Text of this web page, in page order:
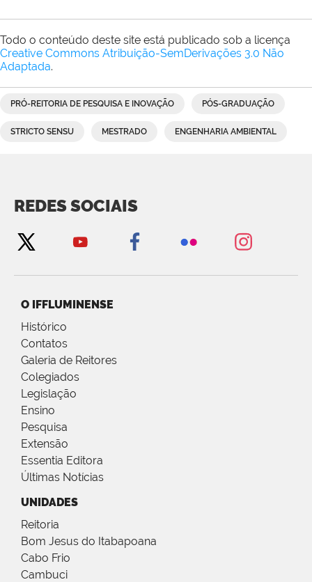
Todo o conteúdo deste site está publicado sob a licença
Creative Commons Atribuição-SemDerivações 3.0 Não
Adaptada.
PRÓ-REITORIA DE PESQUISA E INOVAÇÃO PÓS-GRADUAÇÃO
STRICTO SENSU MESTRADO ENGENHARIA AMBIENTAL
REDES SOCIAIS
O IFFLUMINENSE
Histórico
Contatos
Galeria de Reitores
Colegiados
Legislação
Ensino
Pesquisa
Extensão
Essentia Editora
Últimas Notícias
UNIDADES
Reitoria
Bom Jesus do Itabapoana
Cabo Frio
Cambuci